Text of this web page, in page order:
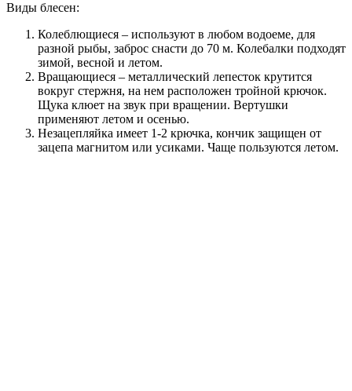
Виды блесен:
Колеблющиеся – используют в любом водоеме, для
разной рыбы, заброс снасти до 70 м. Колебалки подходят
зимой, весной и летом.
Вращающиеся – металлический лепесток крутится
вокруг стержня, на нем расположен тройной крючок.
Щука клюет на звук при вращении. Вертушки
применяют летом и осенью.
Незацепляйка имеет 1-2 крючка, кончик защищен от
зацепа магнитом или усиками. Чаще пользуются летом.